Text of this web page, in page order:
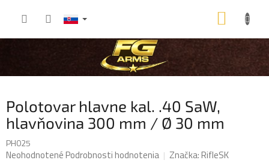
KOŠÍK
Polotovar hlavne kal. .40 SaW,
hlavňovina 300 mm / Ø 30 mm
PH025
Priemerné
NeohodnotenéPodrobnosti hodnotenia Značka:RifleSK